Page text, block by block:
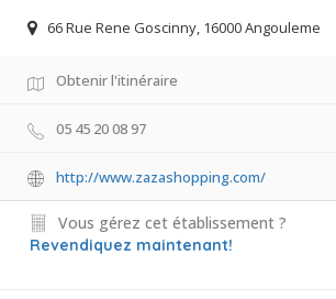
66 Rue Rene Goscinny, 16000 Angouleme
Obtenir l'itinéraire
05 45 20 08 97
http://www.zazashopping.com/
Vous gérez cet établissement ?
Revendiquez maintenant!